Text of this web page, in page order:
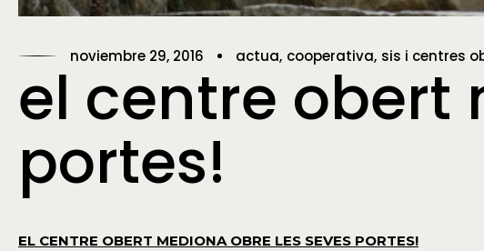
noviembre 29, 2016 actua cooperativa sis i centres
el centre obert
portes!
EL CENTRE OBERT MEDIONA OBRE LES SEVES PORTES!